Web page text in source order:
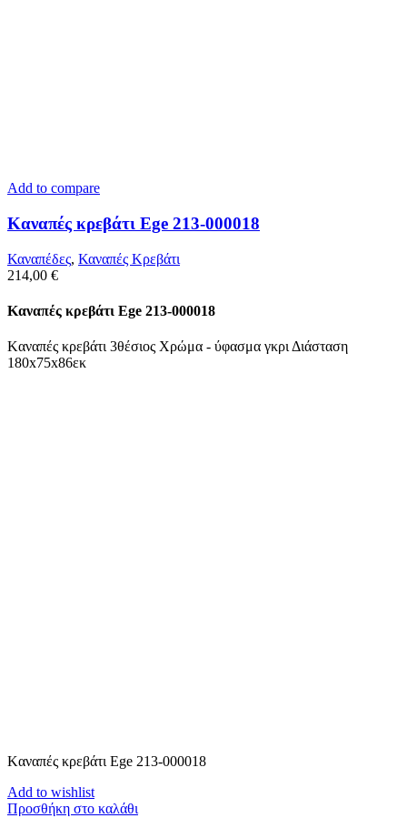
Add to compare
Kαναπές κρεβάτι Ege 213-000018
Καναπέδες, Καναπές Κρεβάτι
214,00 €
Kαναπές κρεβάτι Ege 213-000018
Kαναπές κρεβάτι 3θέσιος Χρώμα - ύφασμα γκρι Διάσταση
180x75x86εκ
Kαναπές κρεβάτι Ege 213-000018
Add to wishlist
Προσθήκη στο καλάθι